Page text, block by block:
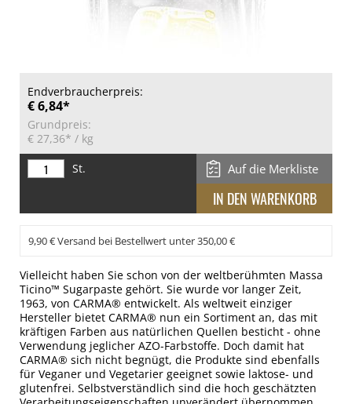
Endverbraucherpreis:
€ 6,84*
Grundpreis:
€ 27,36* / kg
St.
Auf die Merkliste
9,90 € Versand bei Bestellwert unter 350,00 €
Vielleicht haben Sie schon von der weltberühmten Massa
Ticino™ Sugarpaste gehört. Sie wurde vor langer Zeit,
1963, von CARMA® entwickelt. Als weltweit einziger
Hersteller bietet CARMA® nun ein Sortiment an, das mit
kräftigen Farben aus natürlichen Quellen besticht - ohne
Verwendung jeglicher AZO-Farbstoffe. Doch damit hat
CARMA® sich nicht begnügt, die Produkte sind ebenfalls
für Veganer und Vegetarier geeignet sowie laktose- und
glutenfrei. Selbstverständlich sind die hoch geschätzten